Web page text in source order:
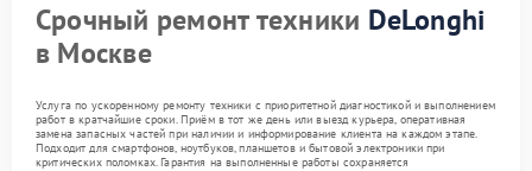
Срочный ремонт техники DeLonghi
в Москве
Услуга по ускоренному ремонту техники с приоритетной диагностикой и выполнением
работ в кратчайшие сроки. Приём в тот же день или выезд курьера, оперативная
замена запасных частей при наличии и информирование клиента на каждом этапе.
Подходит для смартфонов, ноутбуков, планшетов и бытовой электроники при
критических поломках. Гарантия на выполненные работы сохраняется